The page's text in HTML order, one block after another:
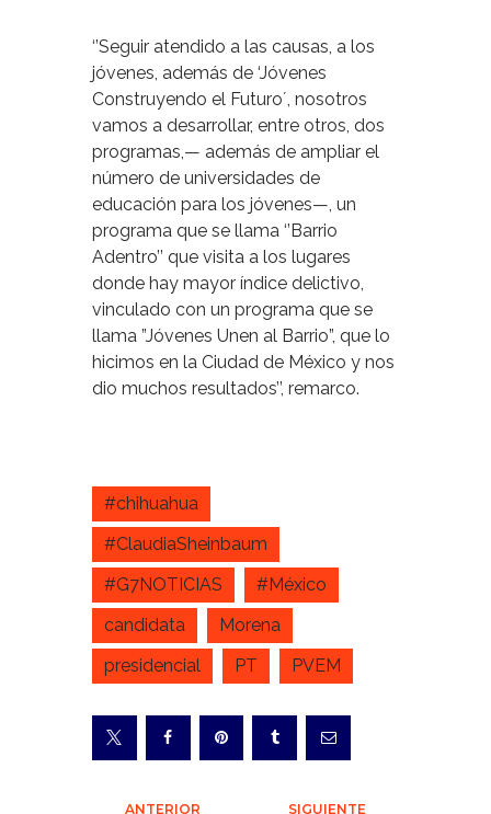
‘’Seguir atendido a las causas, a los
jóvenes, además de ‘Jóvenes
Construyendo el Futuro´, nosotros
vamos a desarrollar, entre otros, dos
programas,— además de ampliar el
número de universidades de
educación para los jóvenes—, un
programa que se llama ‘’Barrio
Adentro’’ que visita a los lugares
donde hay mayor índice delictivo,
vinculado con un programa que se
llama ”Jóvenes Unen al Barrio”, que lo
hicimos en la Ciudad de México y nos
dio muchos resultados’’, remarco.
#chihuahua
#ClaudiaSheinbaum
#G7NOTICIAS
#México
candidata
Morena
presidencial
PT PVEM
ANTERIOR SIGUIENTE